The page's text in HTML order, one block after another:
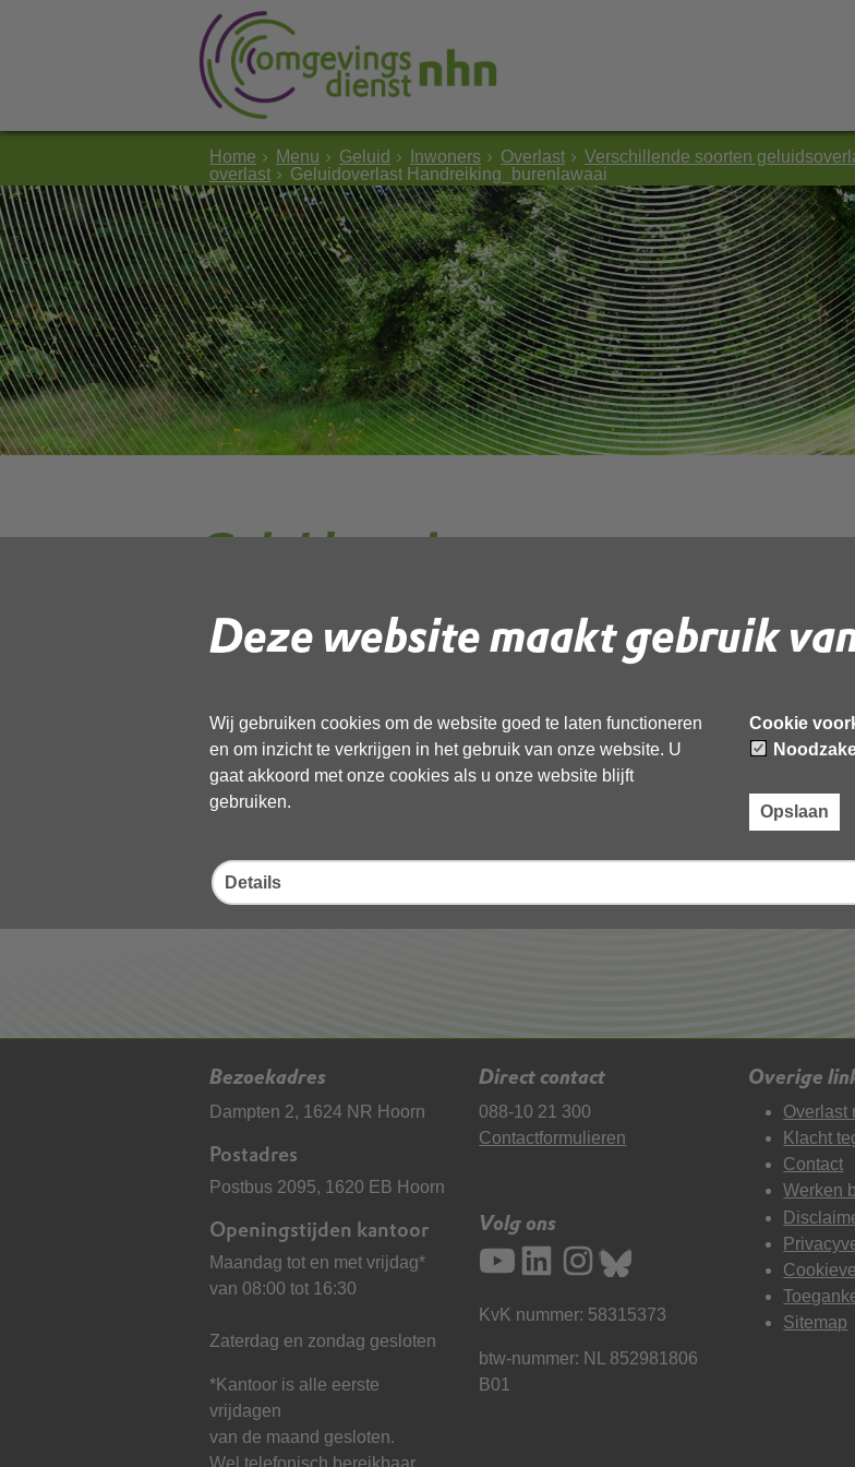
Deze website maakt gebruik
Wij gebruiken cookies om de website goed te laten functioneren
en om inzicht te verkrijgen in het gebruik van onze website. U
gaat akkoord met onze cookies als u onze website blijft
gebruiken.
Cookie
Opslaan
Details
Home Menu Geluid Inwoners Overlast Verschillende soorten
overlast
Geluidoverlast Handreiking_burenlawaai
Geluidoverlast
Handreiking_burenlawaai
Download ‘Geluidoverlast Handreiking_burenlawaai’,
pdf, 65kB
Bezoekadres
Dampten 2, 1624 NR Hoorn
Postadres
Postbus 2095, 1620 EB Hoorn
Openingstijden kantoor
Maandag tot en met vrijdag*
van 08:00 tot 16:30
Zaterdag en zondag gesloten
*Kantoor is alle eerste
vrijdagen
van de maand gesloten.
Direct contact
088-10 21 300
Contactformulieren
Volg ons
KvK nummer: 58315373
btw-nummer: NL 852981806
B01
Overige
Overlast
Klacht
Contact
Werken
Sitemap